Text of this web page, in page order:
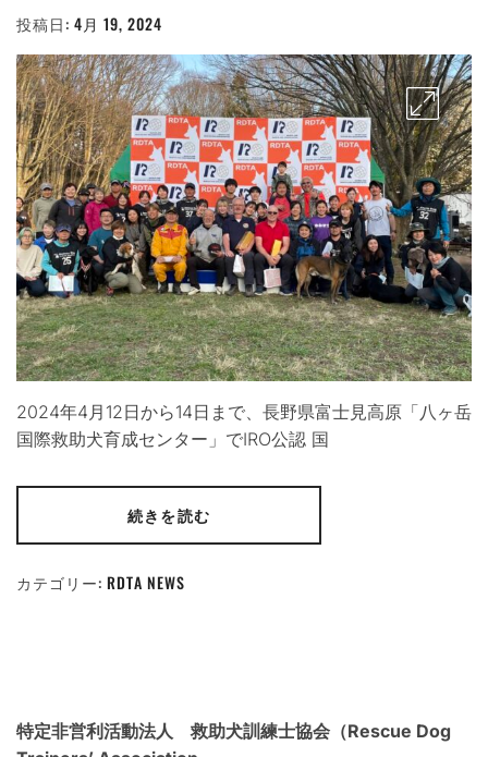
投稿日: 4月 19, 2024
者:
WEBMASTER
2024年4月12日から14日まで、長野県富士見高原「八ヶ岳
国際救助犬育成センター」でIRO公認 国
続きを読む
カテゴリー: RDTA NEWS
特定非営利活動法人 救助犬訓練士協会（Rescue Dog